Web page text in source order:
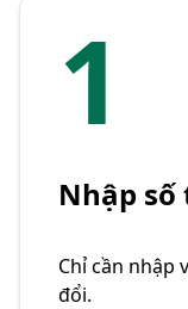
1
Nhập số
Chỉ cần nhập
đổi.